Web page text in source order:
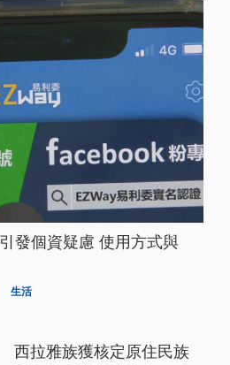
發個資疑慮 使用方式與
生活
西拉雅族獲核定原住民族